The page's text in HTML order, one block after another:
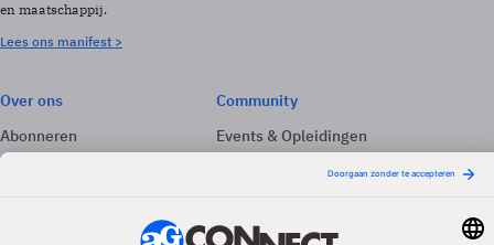
en maatschappij.
Lees ons manifest >
Over ons
Abonneren
Adverteren
Community
Events & Opleidingen